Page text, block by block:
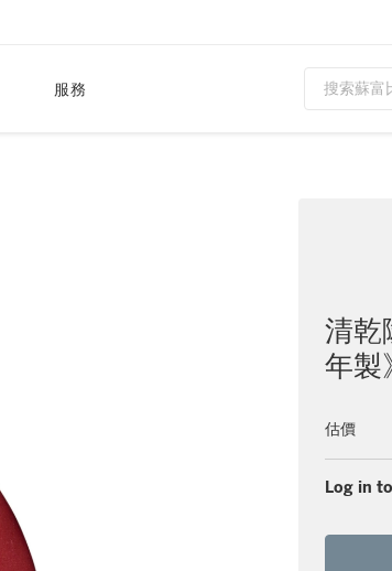
服務
清乾
年製
估價
Log in